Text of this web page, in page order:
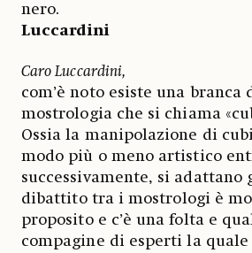
nero.
Luccardini
Caro Luccardini,
com’è noto esiste una branca
mostrologia che si chiama
Ossia la manipolazione di
modo più o meno artistico
successivamente, si
dibattito tra i mostrologi è
proposito e c’è una folta e
compagine di esperti la quale